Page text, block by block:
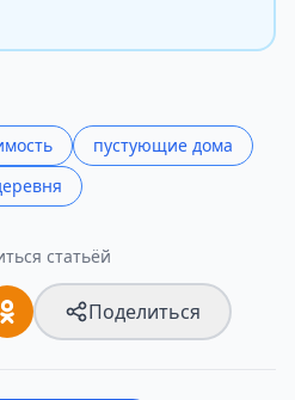
пустующие дома
статьёй
Поделиться